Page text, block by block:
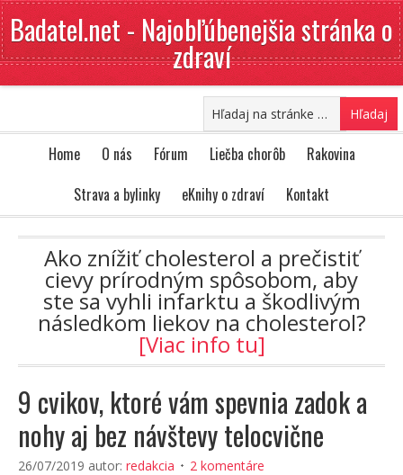
Badatel.net - Najobľúbenejšia stránka o
zdraví
Home O nás Fórum Liečba chorôb
Rakovina
Strava a bylinky
eKnihy o zdraví Kontakt
Ako znížiť cholesterol a prečistiť
cievy prírodným spôsobom, aby
ste sa vyhli infarktu a škodlivým
následkom liekov na cholesterol?
[Viac info tu]
9 cvikov, ktoré vám spevnia zadok a
nohy aj bez návštevy telocvične
26/07/2019 autor: redakcia 2 komentáre